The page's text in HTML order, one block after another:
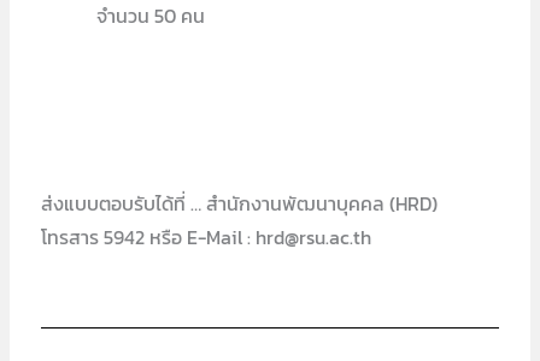
จำนวน 50 คน
ส่งแบบตอบรับได้ที่ … สำนักงานพัฒนาบุคคล (HRD)
โทรสาร 5942 หรือ E-Mail : hrd@rsu.ac.th